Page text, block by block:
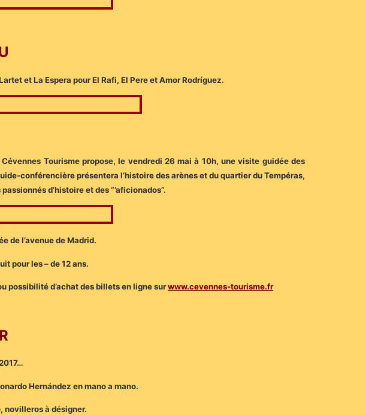
et La Espera pour El Rafi, El Pere et Amor Rodríguez.
Tourisme propose, le vendredi 26 mai à 10h, une visite guidée des
conférencière présentera l’histoire des arènes et du quartier du Tempéras,
d’histoire et des “’aficionados”.
de l’avenue de Madrid.
pour les – de 12 ans.
possibilité d’achat des billets en ligne surwww.cevennes-tourisme.fr
Hernández en mano a mano.
novilleros à désigner.